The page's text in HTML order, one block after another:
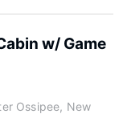
w/ Game
Ossipee, New